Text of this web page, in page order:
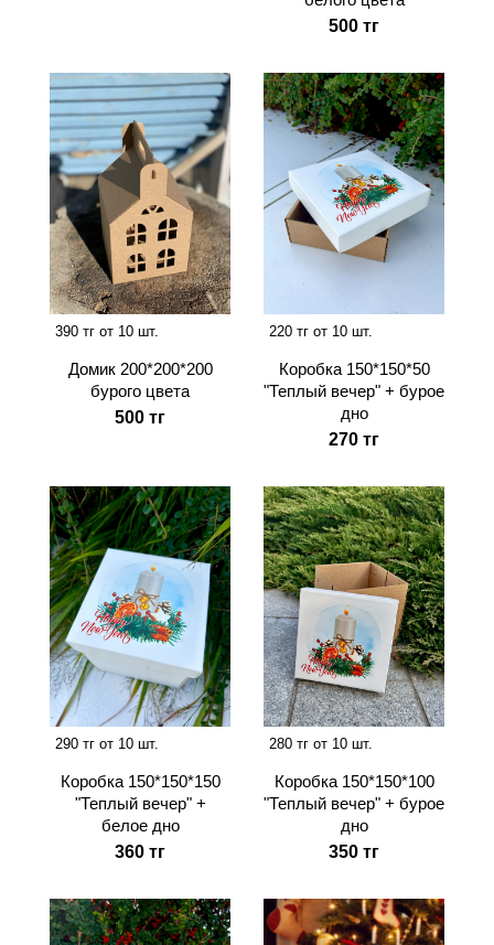
500 тг
390 тг от 10 шт.
Домик 200*200*200
бурого цвета
500 тг
220 тг от 10 шт.
Коробка 150*150*50
"Теплый вечер" + бурое
дно
270 тг
290 тг от 10 шт.
Коробка 150*150*150
"Теплый вечер" +
белое дно
360 тг
280 тг от 10 шт.
Коробка 150*150*100
"Теплый вечер" + бурое
дно
350 тг